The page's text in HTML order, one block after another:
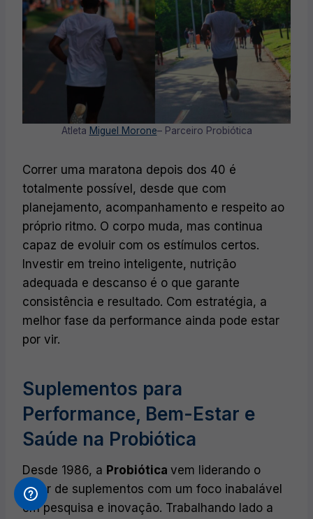
Atleta Miguel Morone– Parceiro Probiótica
Correr uma maratona depois dos 40 é
totalmente possível, desde que com
planejamento, acompanhamento e respeito ao
próprio ritmo. O corpo muda, mas continua
capaz de evoluir com os estímulos certos.
Investir em treino inteligente, nutrição
adequada e descanso é o que garante
consistência e resultado. Com estratégia, a
melhor fase da performance ainda pode estar
por vir.
Suplementos para
Performance, Bem-Estar e
Saúde na Probiótica
Desde 1986, a Probiótica vem liderando o
setor de suplementos com um foco inabalável
em pesquisa e inovação. Trabalhando lado a